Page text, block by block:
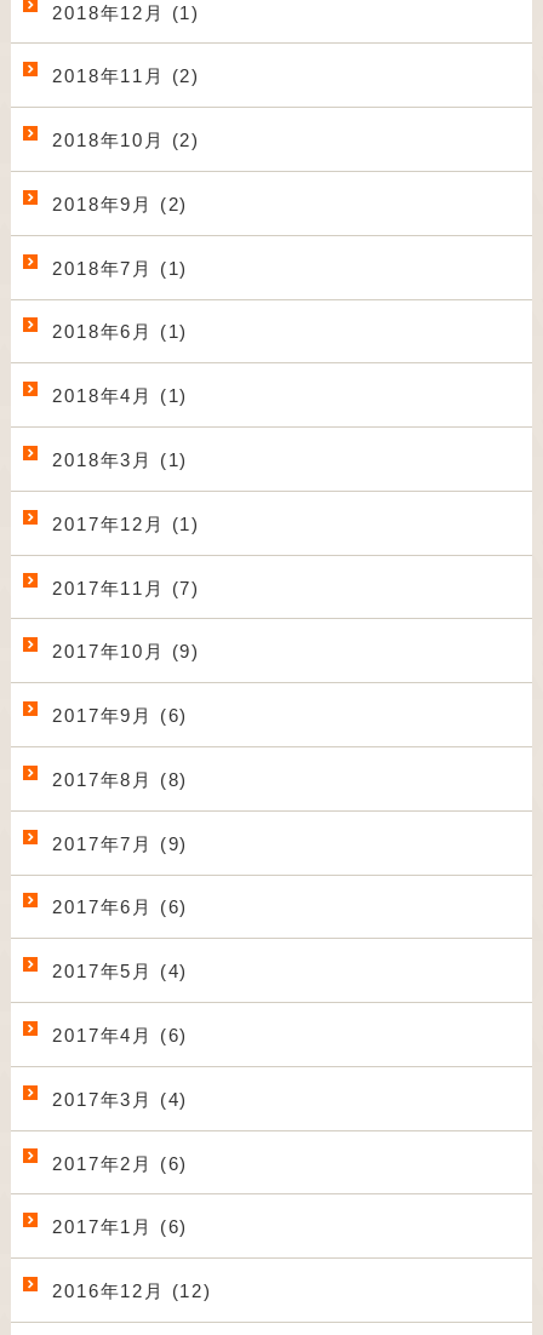
2018年12月 (1)
2018年11月 (2)
2018年10月 (2)
2018年9月 (2)
2018年7月 (1)
2018年6月 (1)
2018年4月 (1)
2018年3月 (1)
2017年12月 (1)
2017年11月 (7)
2017年10月 (9)
2017年9月 (6)
2017年8月 (8)
2017年7月 (9)
2017年6月 (6)
2017年5月 (4)
2017年4月 (6)
2017年3月 (4)
2017年2月 (6)
2017年1月 (6)
2016年12月 (12)